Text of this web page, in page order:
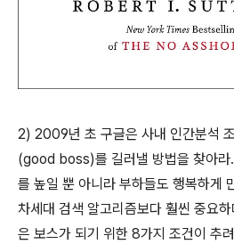
2) 2009년 초 구글은 사내 인간분석
(good boss)를 길러낼 방법을 찾아라
를 높일 뿐 아니라 부하들도 행복하게
차세대 검색 알고리즘보다 훨씬 중요
은 보스가 되기 위한 8가지 조건이 추